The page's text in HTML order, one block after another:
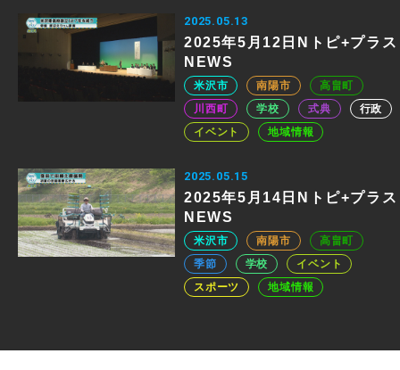
2025.05.13
2025年5月12日Nトピ+プラス
NEWS
米沢市 南陽市
高畠町
川西町
学校 式典
行政
イベント
地域情報
2025.05.15
2025年5月14日Nトピ+プラス
NEWS
米沢市 南陽市
高畠町
季節
学校
イベント
スポーツ
地域情報